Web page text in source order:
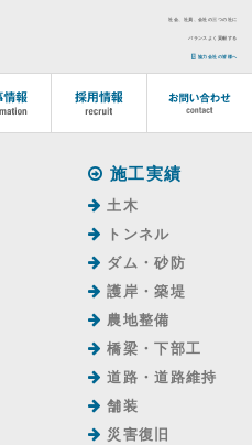
社会、社員、会社の三つの社に
バランスよく貢献する
協力会社の皆様へ
施工実績
土木
トンネル
ダム・砂防
護岸・築堤
農地整備
橋梁・下部工
道路・道路維持
舗装
災害復旧